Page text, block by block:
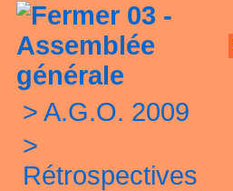
03 -
Assemblée
générale
> A.G.O. 2009
>
Rétrospectives